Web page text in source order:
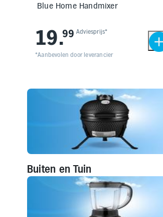
Blue Home Handmixer
19.99 Adviesprijs*
*Aanbevolen door leverancier
Buiten en Tuin